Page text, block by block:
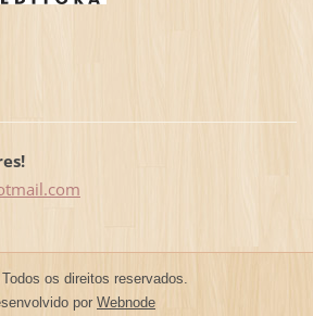
om
os direitos reservados.
por Webnode